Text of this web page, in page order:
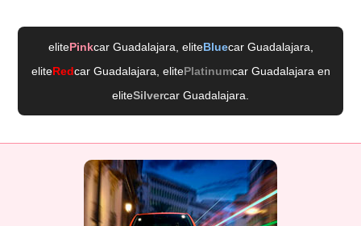
elitePinkcar Guadalajara , eliteBluecar Guadalajara
eliteRedcar Guadalajara , elitePlatinumcar Guadalajara en
eliteSilvercar Guadalajara